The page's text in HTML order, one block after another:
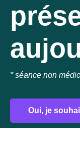
* séance non
Oui, je